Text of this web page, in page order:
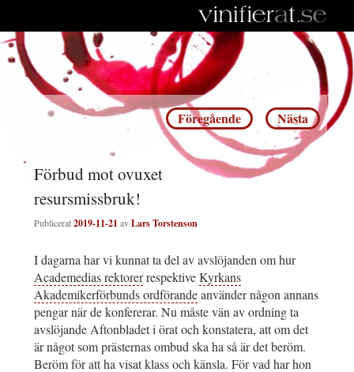
Inläggsnavigering
Föregående Nästa
Förbud mot ovuxet
resursmissbruk!
Publicerat2019-11-21 avLars Torstenson
I dagarna har vi kunnat ta del av avslöjanden om hur
Academedias rektorerrespektiveKyrkans
Akademikerförbunds ordförandeanvänder någon annans
pengar när de konfererar. Nu måste vän av ordning ta
avslöjande Aftonbladet i örat och konstatera, att om det
är något som prästernas ombud ska ha så är det beröm.
Beröm för att ha visat klass och känsla. För vad har hon